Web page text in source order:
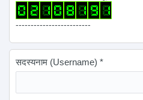
-------------------------
सदस्यनाम (Username) *